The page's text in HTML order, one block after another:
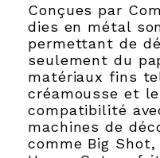
Conçues par
dies en métal
permettant de
seulement du
matériaux fins
créamousse et
compatibilité
machines de
comme Big